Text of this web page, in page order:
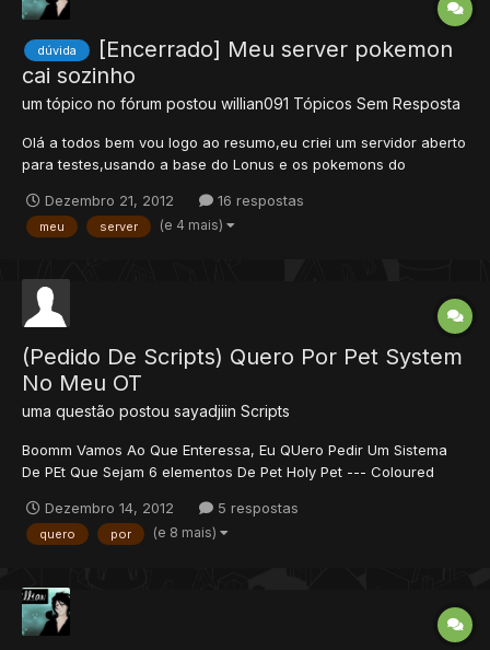
dúvida
[Encerrado] Meu server pokemon
cai sozinho
um tópico no fórum postou willian091 Tópicos Sem Resposta
Olá a todos bem vou logo ao resumo,eu criei um servidor aberto
para testes,usando a base do Lonus e os pokemons do
sozinho tipo assim da um trave no Forgotten (Executor) que é o
executor do Dash e funciona perfeitamente,bom quero saber o
Dezembro 21, 2012 16 respostas
meu server (e 4 mais)
(Pedido De Scripts) Quero Por Pet System
No Meu OT
uma questão postou sayadjiin Scripts
Boomm Vamos Ao Que Enteressa, Eu QUero Pedir Um Sistema
De PEt Que Sejam 6 elementos De Pet Holy Pet --- Coloured
Coloured Eggs o Azul Fire Pet --- Coloured Eggs o Vermelho
Energy Pet --- Coloured Eggs o ROXO Phoenix Pet ---...
Dezembro 14, 2012 5 respostas
quero por (e 8 mais)